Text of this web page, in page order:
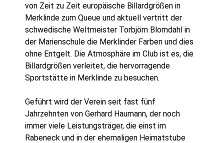
von Zeit zu Zeit europäische Billardgrößen in
Merklinde zum Queue und aktuell vertritt der
schwedische Weltmeister Torbjörn Blomdahl in
der Marienschule die Merklinder Farben und dies
ohne Entgelt. Die Atmosphäre im Club ist es, die
Billardgrößen verleitet, die hervorragende
Sportstätte in Merklinde zu besuchen.
Geführt wird der Verein seit fast fünf
Jahrzehnten von Gerhard Haumann, der noch
immer viele Leistungsträger, die einst im
Rabeneck und in der ehemaligen Heimatstube